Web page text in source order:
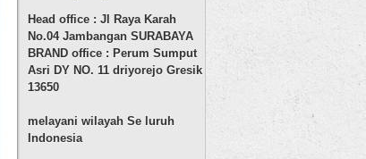
Head office : Jl Raya Karah
No.04 Jambangan SURABAYA
BRAND office : Perum Sumput
Asri DY NO. 11 driyorejo Gresik
13650
melayani wilayah Se luruh
Indonesia